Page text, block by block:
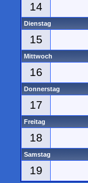
14
Dienstag
15
Mittwoch
16
Donnerstag
17
Freitag
18
Samstag
19